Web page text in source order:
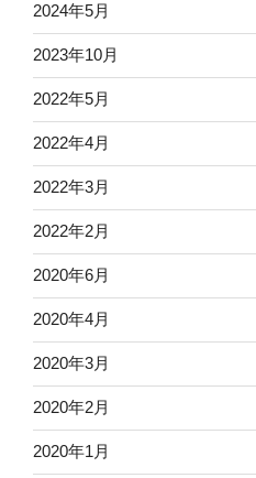
2024年5月
2023年10月
2022年5月
2022年4月
2022年3月
2022年2月
2020年6月
2020年4月
2020年3月
2020年2月
2020年1月